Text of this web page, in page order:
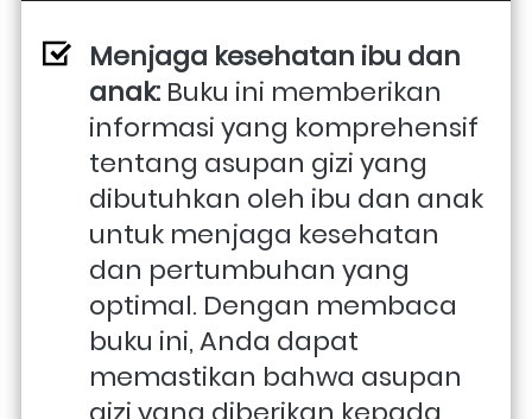
Menjaga kesehatan ibu dan
anak: Buku ini memberikan
informasi yang komprehensif
tentang asupan gizi yang
dibutuhkan oleh ibu dan anak
untuk menjaga kesehatan
dan pertumbuhan yang
optimal. Dengan membaca
buku ini, Anda dapat
memastikan bahwa asupan